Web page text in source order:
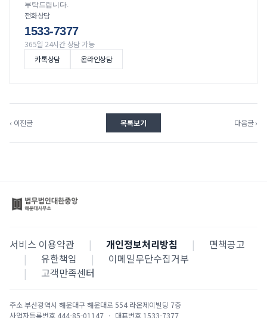
부탁드립니다.
전화상담
1533-7377
365일 24시간 상담 가능
카톡상담
온라인상담
‹ 이전글 목록보기 다음글 ›
서비스 이용약관 | 개인정보처리방침 |
면책공고
|
유한책임 |
이메일무단수집거부
|
고객만족센터
주소부산광역시 해운대구 해운대로 554 라온제이빌딩 7층
사업자등록번호 444-85-01147 · 대표번호 1533-7377